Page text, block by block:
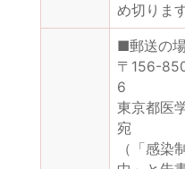
め切ります
■郵送の
〒156-
6
東京都医
宛
（「感染